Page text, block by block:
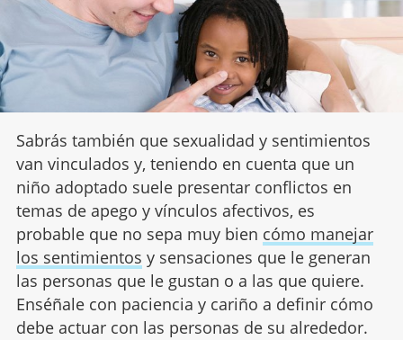
Sabrás también que sexualidad y sentimientos
van vinculados y, teniendo en cuenta que un
niño adoptado suele presentar conflictos en
temas de apego y vínculos afectivos, es
probable que no sepa muy bien cómo manejar
los sentimientos y sensaciones que le generan
las personas que le gustan o a las que quiere.
Enséñale con paciencia y cariño a definir cómo
debe actuar con las personas de su alrededor.